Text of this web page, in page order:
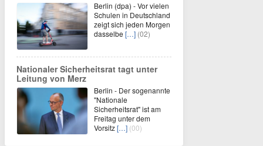
Berlin (dpa) - Vor vielen
Schulen in Deutschland
zeigt sich jeden Morgen
dasselbe […] (02)
Nationaler Sicherheitsrat tagt unter
Leitung von Merz
Berlin - Der sogenannte
"Nationale
Sicherheitsrat" ist am
Freitag unter dem
Vorsitz[…] (00)